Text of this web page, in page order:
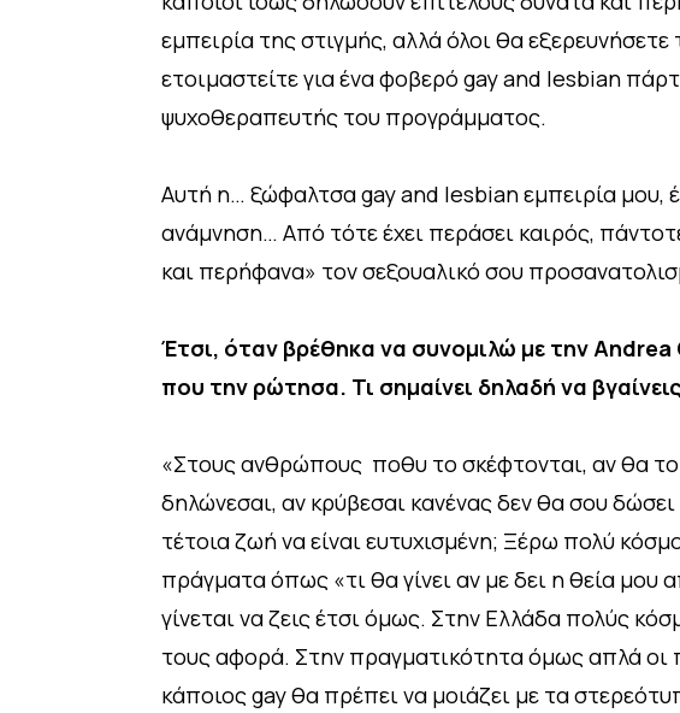
εμπειρία της στιγμής, αλλά όλοι θα
ετοιμαστείτε για ένα φοβερό gay and lesbian
ψυχοθεραπευτής του προγράμματος.
Αυτή η… ξώφαλτσα gay and lesbian εμπειρία μου,
ανάμνηση… Από τότε έχει περάσει καιρός,
και περήφανα» τον σεξουαλικό σου
Έτσι, όταν βρέθηκα να συνομιλώ με την
που την ρώτησα. Τι σημαίνει δηλαδή να
«Στους ανθρώπους ποθυ το σκέφτονται, αν θα το
δηλώνεσαι, αν κρύβεσαι κανένας δεν θα σου
τέτοια ζωή να είναι ευτυχισμένη; Ξέρω πολύ
πράγματα όπως «τι θα γίνει αν με δει η θεία μου
γίνεται να ζεις έτσι όμως. Στην Ελλάδα πολύς
τους αφορά. Στην πραγματικότητα όμως απλά οι
κάποιος gay θα πρέπει να μοιάζει με τα